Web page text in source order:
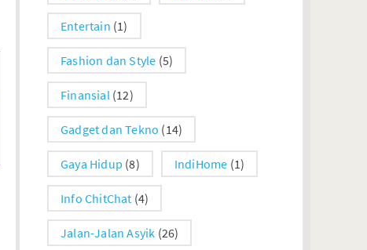
Entertain (1)
Fashion dan Style (5)
Finansial (12)
Gadget dan Tekno (14)
Gaya Hidup (8) IndiHome (1)
Info ChitChat (4)
Jalan-Jalan Asyik (26)